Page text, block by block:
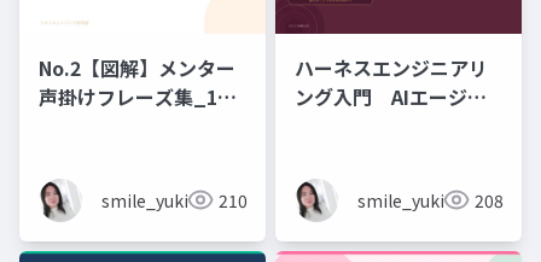
No.2【図解】メンター
声掛けフレーズ集_18
smile_yukiko_it210
ハーネスエンジニアリ
ング入門 AIエージェ
smile_yukiko_it208